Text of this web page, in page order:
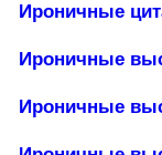
Ироничные
Ироничные
Ироничные